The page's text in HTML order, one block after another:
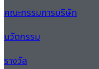
คณะกรรมการบริษัท
นวัตกรรม
รางวัล